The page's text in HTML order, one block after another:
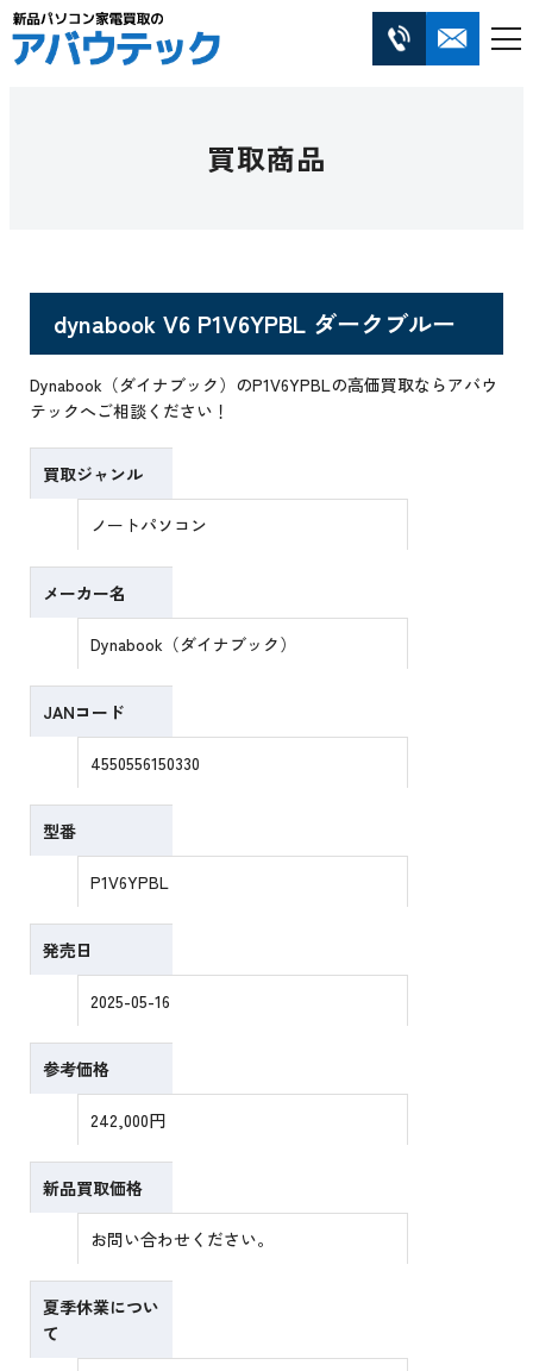
買取商品
dynabook V6 P1V6YPBL ダークブルー
Dynabook（ダイナブック）のP1V6YPBLの高価買取ならアバウ
テックへご相談ください！
買取ジャンル
ノートパソコン
メーカー名
Dynabook（ダイナブック）
JANコード
4550556150330
型番
P1V6YPBL
発売日
2025-05-16
参考価格
242,000円
新品買取価格
お問い合わせください。
夏季休業につい
て